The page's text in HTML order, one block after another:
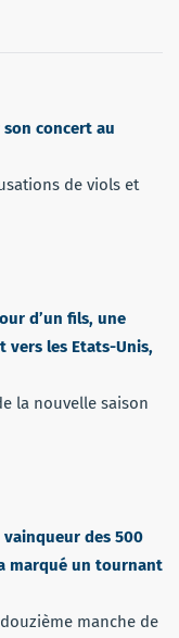
concert au
de viols et
d’un fils, une
vers les Etats-Unis,
la nouvelle saison
vainqueur des 500
marqué un tournant
manche de